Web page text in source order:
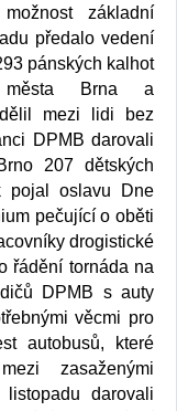
základní
předalo vedení
pánských kalhot
města Brna a
mezi lidi bez
DPMB darovali
207 dětských
pojal oslavu Dne
pečující o oběti
drogistické
řádění tornáda na
DPMB s auty
věcmi pro
autobusů, které
zasaženými
darovali